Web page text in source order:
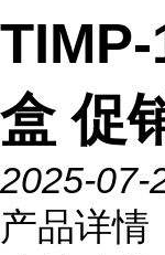
盒 促
2025-07-
产品详情